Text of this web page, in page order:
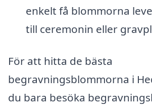
enkelt få blommorna
till ceremonin eller
För att hitta de bästa
begravningsblommorna i
du bara besöka